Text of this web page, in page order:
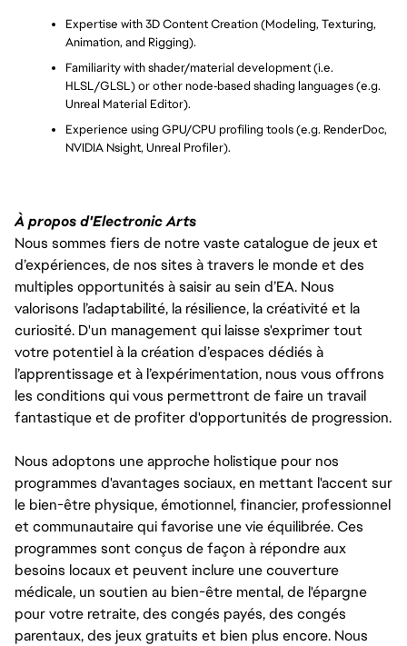
Expertise with 3D Content Creation (Modeling, Texturing,
Animation, and Rigging).
Familiarity with shader/material development (i.e.
HLSL/GLSL) or other node‑based shading languages (e.g.
Unreal Material Editor).
Experience using GPU/CPU profiling tools (e.g. RenderDoc,
NVIDIA Nsight, Unreal Profiler).
À propos d'Electronic Arts
Nous sommes fiers de notre vaste catalogue de jeux et
d’expériences, de nos sites à travers le monde et des
multiples opportunités à saisir au sein d’EA. Nous
valorisons l’adaptabilité, la résilience, la créativité et la
curiosité. D'un management qui laisse s'exprimer tout
votre potentiel à la création d’espaces dédiés à
l’apprentissage et à l’expérimentation, nous vous offrons
les conditions qui vous permettront de faire un travail
fantastique et de profiter d'opportunités de progression.
Nous adoptons une approche holistique pour nos
programmes d'avantages sociaux, en mettant l'accent sur
le bien-être physique, émotionnel, financier, professionnel
et communautaire qui favorise une vie équilibrée. Ces
programmes sont conçus de façon à répondre aux
besoins locaux et peuvent inclure une couverture
médicale, un soutien au bien-être mental, de l'épargne
pour votre retraite, des congés payés, des congés
parentaux, des jeux gratuits et bien plus encore. Nous